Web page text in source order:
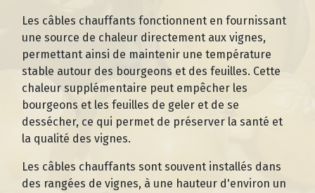
Les câbles chauffants fonctionnent en fournissant
une source de chaleur directement aux vignes,
permettant ainsi de maintenir une température
stable autour des bourgeons et des feuilles. Cette
chaleur supplémentaire peut empêcher les
bourgeons et les feuilles de geler et de se
dessécher, ce qui permet de préserver la santé et
la qualité des vignes.
Les câbles chauffants sont souvent installés dans
des rangées de vignes, à une hauteur d'environ un